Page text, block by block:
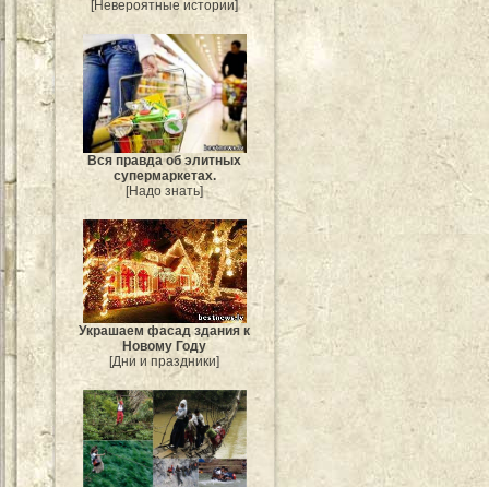
[Невероятные истории]
Вся правда об элитных
супермаркетах.
[Надо знать]
Украшаем фасад здания к
Новому Году
[Дни и праздники]